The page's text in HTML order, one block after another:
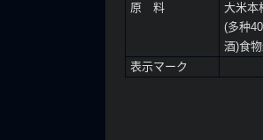
原 料
大米本
(多种
酒)食
表示マーク